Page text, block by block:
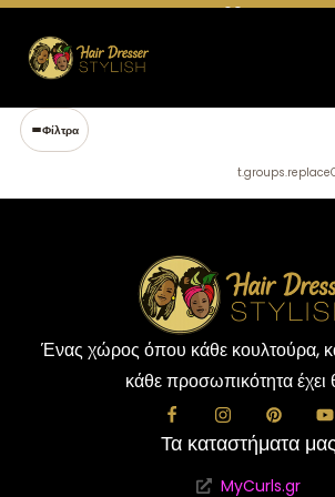
Δωρεάν μεταφορικά άνω των 60€ σε όλη
Φίλτρα
Ένας χώρος όπου κάθε κουλτούρα,
κάθε προσωπικότητα έχει
Τα καταστήματα μας
MyCurls.gr